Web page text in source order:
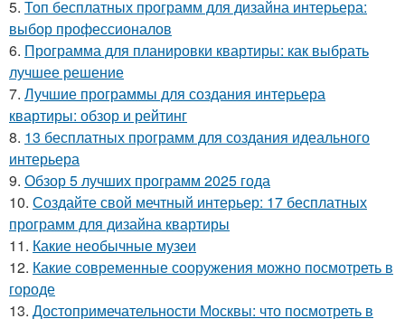
5. Топ бесплатных программ для дизайна интерьера:
выбор профессионалов
6. Программа для планировки квартиры: как выбрать
лучшее решение
7. Лучшие программы для создания интерьера
квартиры: обзор и рейтинг
8. 13 бесплатных программ для создания идеального
интерьера
9. Обзор 5 лучших программ 2025 года
10. Создайте свой мечтный интерьер: 17 бесплатных
программ для дизайна квартиры
11. Какие необычные музеи
12. Какие современные сооружения можно посмотреть в
городе
13. Достопримечательности Москвы: что посмотреть в